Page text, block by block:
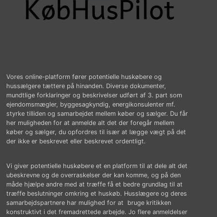
Vores online-platform fører potentielle huskøbere og
hussælgere tættere på hinanden. Diverse dokumenter,
mundtlige forklaringer og beskrivelser udført af 3. part som
ejendomsmægler, byggesagkyndig, energikonsulenter mf.
styrke tilliden og samarbejdet mellem køber og sælger. Du får
her muligheden for at anmelde alt det der foregår mellem
køber og sælger, du opfordres til især at lægge vægt på det
der ikke er beskrevet eller beskrevet ordentligt.
Vi giver potentielle huskøbere et en platform til at dele alt det
ubeskrevne og de overraskelser der kan komme, og på den
måde hjælpe andre med at træffe få et bedre grundlag til at
træffe beslutninger omkring et huskøb. Husslægere og deres
samarbejdspartnere har mulighed for at bruge kritikken
konstruktivt i det fremadrettede arbejde. Jo flere anmeldelser